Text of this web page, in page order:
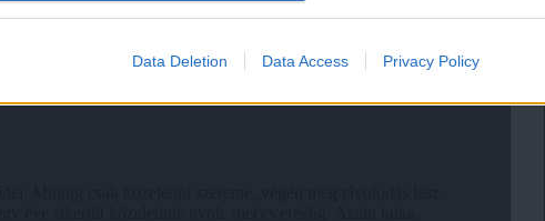
Data Deletion Data Access Privacy Policy